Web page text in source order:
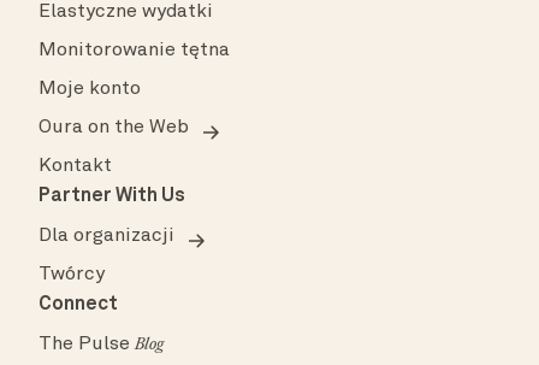
Elastyczne wydatki
Monitorowanie tętna
Moje konto
Oura on the Web
Kontakt
Partner With Us
Dla organizacji
Twórcy
Connect
The PulseBlog